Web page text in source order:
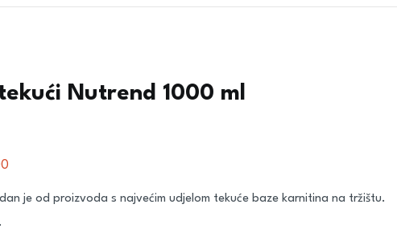
Nutrend 1000 ml
je od proizvoda s najvećim udjelom tekuće baze karnitina na tržištu.